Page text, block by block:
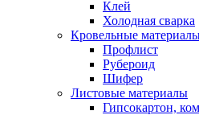
Клей
Холодная сварка
Кровельные
Профлист
Рубероид
Шифер
Листовые материалы
Гипсокартон,